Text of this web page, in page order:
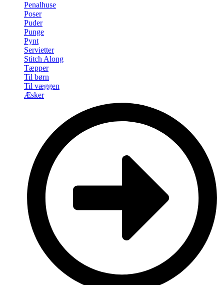
Penalhuse
Poser
Puder
Punge
Pynt
Servietter
Stitch Along
Tæpper
Til børn
Til væggen
Æsker